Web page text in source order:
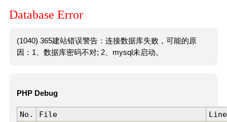
Database Error
(1040) 365建站错误警告：连接数据库失败，可能的原
因：1、数据库密码不对; 2、mysql未启动。
PHP Debug
No. File
Line